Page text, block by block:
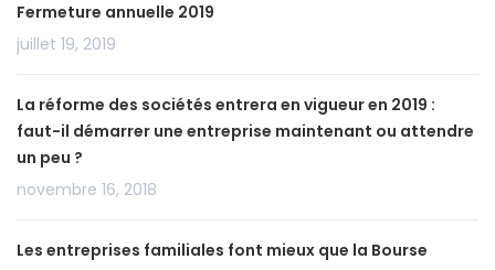
Fermeture annuelle 2019
juillet 19, 2019
La réforme des sociétés entrera en vigueur en 2019 :
faut-il démarrer une entreprise maintenant ou attendre
un peu ?
novembre 16, 2018
Les entreprises familiales font mieux que la Bourse